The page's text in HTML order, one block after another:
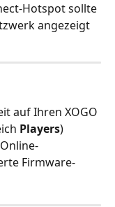
Hotspot sollte
angezeigt
auf Ihren XOGO
Players)
Firmware-